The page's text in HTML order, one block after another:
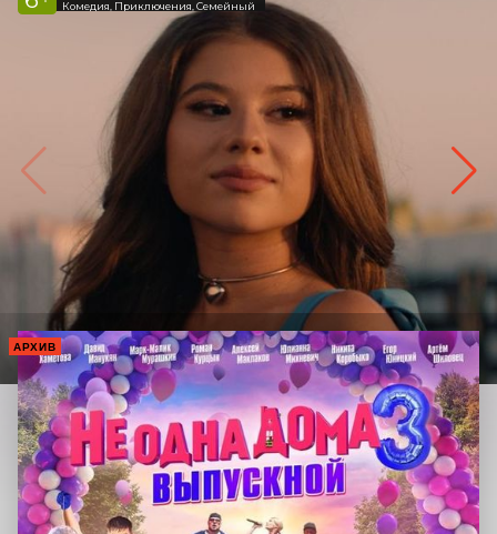
Комедия, Приключения, Семейный
АРХИВ